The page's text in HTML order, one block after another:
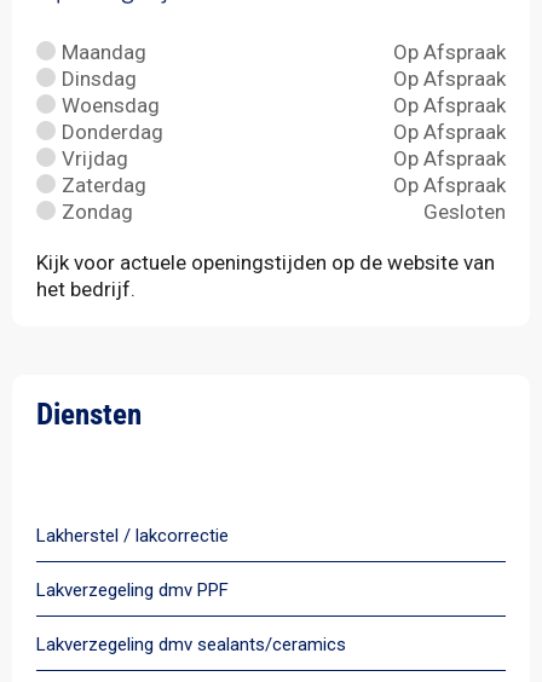
Maandag
Op Afspraak
Dinsdag
Op Afspraak
Woensdag
Op Afspraak
Donderdag
Op Afspraak
Vrijdag
Op Afspraak
Zaterdag
Op Afspraak
Zondag
Gesloten
Kijk voor actuele openingstijden op de website van
het bedrijf.
Diensten
Lakherstel / lakcorrectie
Lakverzegeling dmv PPF
Lakverzegeling dmv sealants/ceramics